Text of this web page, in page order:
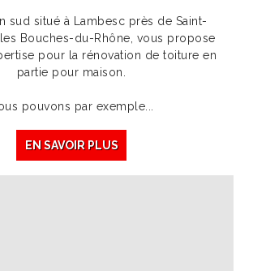
sud situé à Lambesc près de Saint-
les Bouches-du-Rhône, vous propose
pour la rénovation de toiture en
partie pour maison.
pouvons par exemple...
EN SAVOIR PLUS